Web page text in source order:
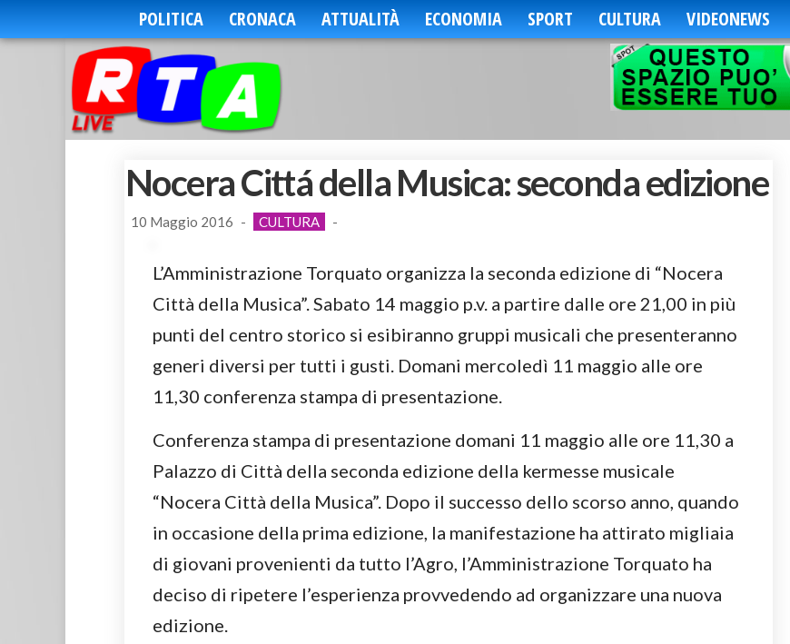
POLITICA CRONACA ATTUALITÀ ECONOMIA SPORT CULTURA VIDEONEWS
Nocera Cittá della Musica: seconda edizione
10 Maggio 2016 - CULTURA -
L’Amministrazione Torquato organizza la seconda edizione di “Nocera
Città della Musica”. Sabato 14 maggio p.v. a partire dalle ore 21,00 in più
punti del centro storico si esibiranno gruppi musicali che presenteranno
generi diversi per tutti i gusti. Domani mercoledì 11 maggio alle ore
11,30 conferenza stampa di presentazione.
Conferenza stampa di presentazione domani 11 maggio alle ore 11,30 a
Palazzo di Città della seconda edizione della kermesse musicale
“Nocera Città della Musica”. Dopo il successo dello scorso anno, quando
in occasione della prima edizione, la manifestazione ha attirato migliaia
di giovani provenienti da tutto l’Agro, l’Amministrazione Torquato ha
deciso di ripetere l’esperienza provvedendo ad organizzare una nuova
edizione.